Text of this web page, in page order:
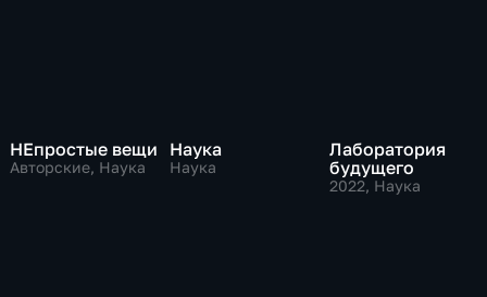
НЕпростые вещи
Авторские, Наука
Наука
Наука
Лаборатория
будущего
2022, Наука